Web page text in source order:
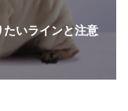
いラインと注意